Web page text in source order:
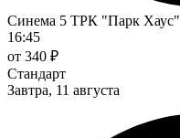
Синема 5 ТРК "Парк Хаус"
16:45
от 340 ₽
Стандарт
Завтра, 11 августа